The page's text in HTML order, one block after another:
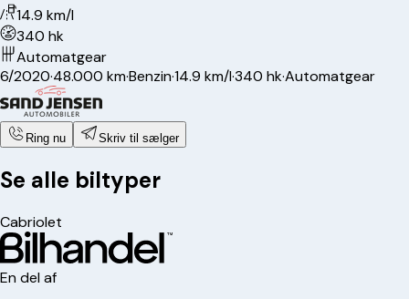
14.9 km/l
340 hk
Automatgear
6/2020·48.000 km·Benzin·14.9 km/l·340 hk·Automatgear
Ring nu Skriv til sælger
Se alle biltyper
Cabriolet
En del af